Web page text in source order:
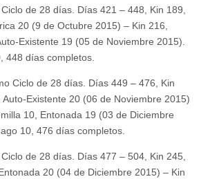
de 28 días. Días 421 – 448, Kin 189,
20 (9 de Octubre 2015) – Kin 216,
Existente 19 (05 de Noviembre 2015).
448 días completos.
Ciclo de 28 días. Días 449 – 476, Kin
Auto-Existente 20 (06 de Noviembre 2015)
10, Entonada 19 (03 de Diciembre
10, 476 días completos.
de 28 días. Días 477 – 504, Kin 245,
20 (04 de Diciembre 2015) – Kin